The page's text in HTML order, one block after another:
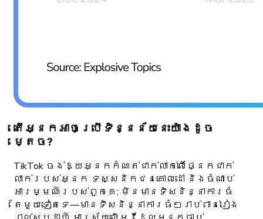
តើអ្នកអាចប្រើទិន្នន័យនេះយ៉ាងដូច
ម្តេច?
TikTok ចង់ឱ្យអ្នកកំណត់ជាក់លាក់លើផ្នែកជាក់
លាក់របស់អ្នក ទស្សនិកជនគោលដៅ និងចំណាប់
អារម្មណ៍របស់ពួកគេ; មិនមានទិសនិន្នាការធំ
តែមួយទៀតទេ—មានទិសនិន្នាការធំៗរាប់ពាន់រៀង